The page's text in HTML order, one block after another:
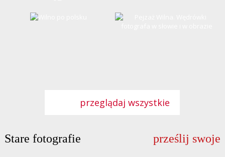
przeglądaj wszystkie
prześlij swoje
Stare fotografie